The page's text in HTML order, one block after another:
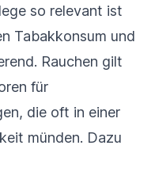
so relevant ist
Tabakkonsum und
Rauchen gilt
für
die oft in einer
münden. Dazu